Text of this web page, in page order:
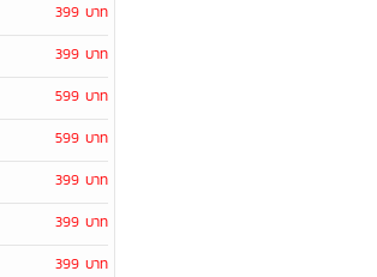
399 บาท
399 บาท
599 บาท
599 บาท
399 บาท
399 บาท
399 บาท